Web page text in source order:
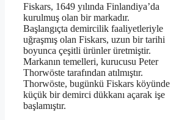
Fiskars, 1649 yılında Finlandiya’da
kurulmuş olan bir markadır.
Başlangıçta demircilik faaliyetleriyle
uğraşmış olan Fiskars, uzun bir tarihi
boyunca çeşitli ürünler üretmiştir.
Markanın temelleri, kurucusu Peter
Thorwöste tarafından atılmıştır.
Thorwöste, bugünkü Fiskars köyünde
küçük bir demirci dükkanı açarak işe
başlamıştır.